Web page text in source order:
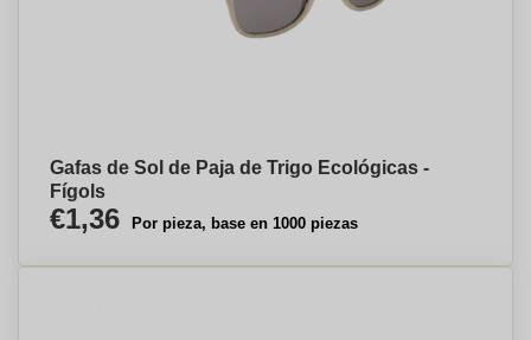
Gafas de Sol de Paja de Trigo Ecológicas -
Fígols
€1,36 Por pieza, base en 1000 piezas